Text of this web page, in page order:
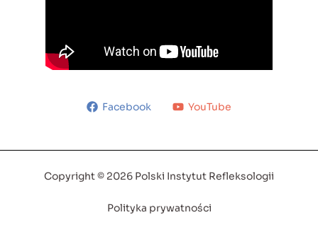
Facebook YouTube
Copyright © 2026 Polski Instytut Refleksologii
Polityka prywatności